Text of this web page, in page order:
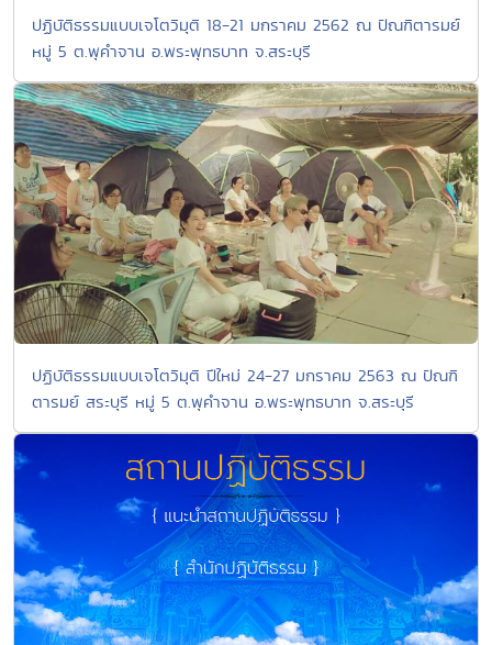
ปฏิบัติธรรมแบบเจโตวิมุติ 18-21 มกราคม 2562 ณ ปัณฑิตารมย์
หมู่ 5 ต.พุคำจาน อ.พระพุทธบาท จ.สระบุรี
ปฏิบัติธรรมแบบเจโตวิมุติ ปีใหม่ 24-27 มกราคม 2563 ณ ปัณฑิ
ตารมย์ สระบุรี หมู่ 5 ต.พุคำจาน อ.พระพุทธบาท จ.สระบุรี